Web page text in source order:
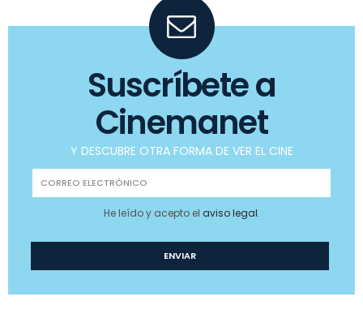
Suscríbete a
Cinemanet
Y DESCUBRE OTRA FORMA DE VER EL CINE
He leído y acepto el aviso legal.